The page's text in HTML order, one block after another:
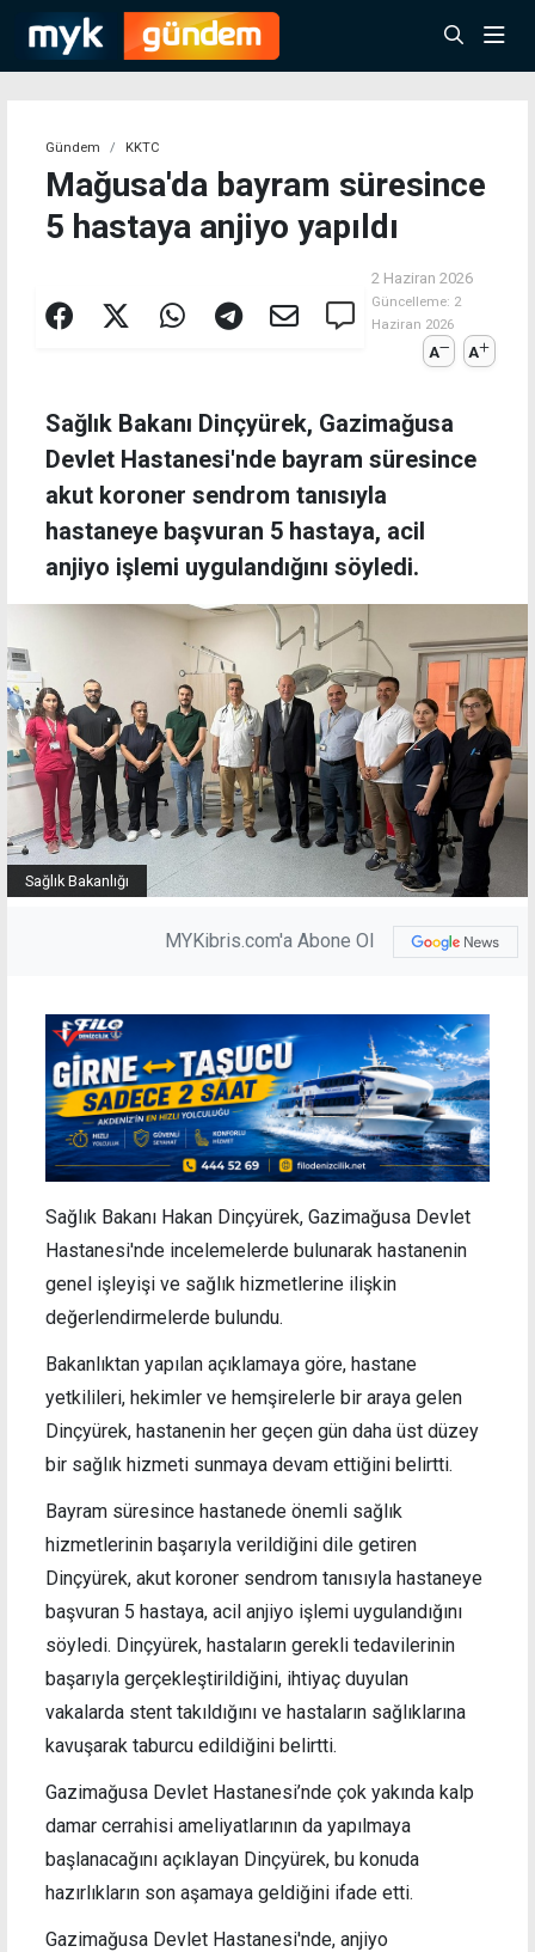
Gündem KKTC
Mağusa'da bayram süresince
5 hastaya anjiyo yapıldı
2 Haziran 2026
Güncelleme: 2
Haziran 2026
A A
Sağlık Bakanı Dinçyürek, Gazimağusa
Devlet Hastanesi'nde bayram süresince
akut koroner sendrom tanısıyla
hastaneye başvuran 5 hastaya, acil
anjiyo işlemi uygulandığını söyledi.
Sağlık Bakanlığı
MYKibris.com'a Abone Ol
Sağlık Bakanı Hakan Dinçyürek, Gazimağusa Devlet
Hastanesi'nde incelemelerde bulunarak hastanenin
genel işleyişi ve sağlık hizmetlerine ilişkin
değerlendirmelerde bulundu.
Bakanlıktan yapılan açıklamaya göre, hastane
yetkilileri, hekimler ve hemşirelerle bir araya gelen
Dinçyürek, hastanenin her geçen gün daha üst düzey
bir sağlık hizmeti sunmaya devam ettiğini belirtti.
Bayram süresince hastanede önemli sağlık
hizmetlerinin başarıyla verildiğini dile getiren
Dinçyürek, akut koroner sendrom tanısıyla hastaneye
başvuran 5 hastaya, acil anjiyo işlemi uygulandığını
söyledi. Dinçyürek, hastaların gerekli tedavilerinin
başarıyla gerçekleştirildiğini, ihtiyaç duyulan
vakalarda stent takıldığını ve hastaların sağlıklarına
kavuşarak taburcu edildiğini belirtti.
Gazimağusa Devlet Hastanesi’nde çok yakında kalp
damar cerrahisi ameliyatlarının da yapılmaya
başlanacağını açıklayan Dinçyürek, bu konuda
hazırlıkların son aşamaya geldiğini ifade etti.
Gazimağusa Devlet Hastanesi'nde, anjiyo